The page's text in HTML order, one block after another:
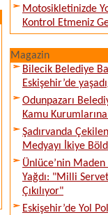
Motosikletinizde
Kontrol Etmeniz
Magazin
Bilecik Belediye
Eskişehir’de
Odunpazarı
Kamu Kurumlarına
Şadırvanda
Medyayı İkiye
Ünlüce’nin Maden
Yağdı: "Milli
Çıkılıyor"
Eskişehir’de Yol